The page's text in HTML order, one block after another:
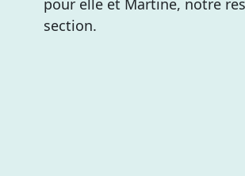
pour elle et Martine, notre
section.